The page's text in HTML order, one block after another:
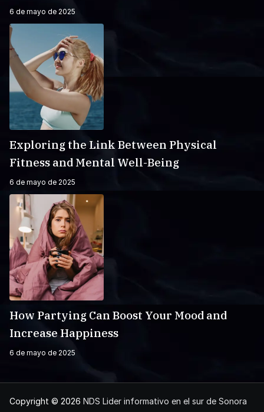
6 de mayo de 2025
Exploring the Link Between Physical
Fitness and Mental Well-Being
6 de mayo de 2025
How Partying Can Boost Your Mood and
Increase Happiness
6 de mayo de 2025
Copyright © 2026 NDS Lider informativo en el sur de Sonora